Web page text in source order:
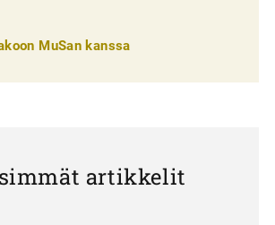
MuSan kanssa
artikkelit